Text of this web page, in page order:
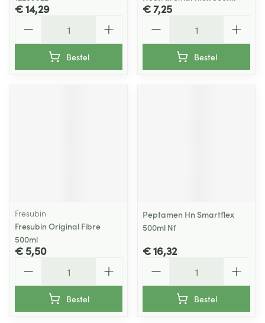
€ 14,29
Bestel
€ 7,25
Bestel
Fresubin
Fresubin Original Fibre
500ml
€ 5,50
Bestel
Peptamen Hn Smartflex
500ml Nf
€ 16,32
Bestel